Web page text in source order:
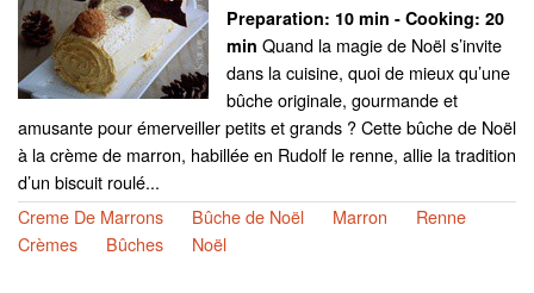
Preparation: 10 min - Cooking: 20
min Quand la magie de Noël s’invite
dans la cuisine, quoi de mieux qu’une
bûche originale, gourmande et
amusante pour émerveiller petits et grands ? Cette bûche de Noël
à la crème de marron, habillée en Rudolf le renne, allie la tradition
d’un biscuit roulé...
Creme De Marrons
Bûche de Noël Marron
Renne
Crèmes
Bûches Noël